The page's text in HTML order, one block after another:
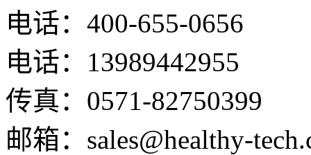
电话：400-655-0656
电话：13989442955
传真：0571-82750399
邮箱：sales@healthy-